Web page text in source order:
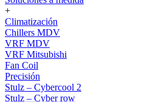
+
Climatización
Chillers MDV
VRF MDV
VRF Mitsubishi
Fan Coil
Precisión
Stulz – Cybercool 2
Stulz – Cyber row